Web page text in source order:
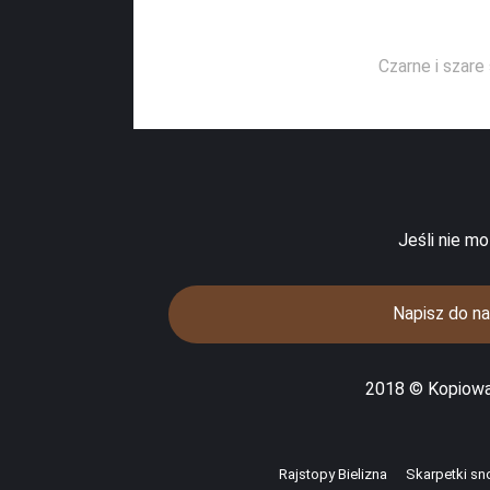
Czarne i
Jeśli nie
Napisz do
2018 ©
Rajstopy Bielizna Skarpetki